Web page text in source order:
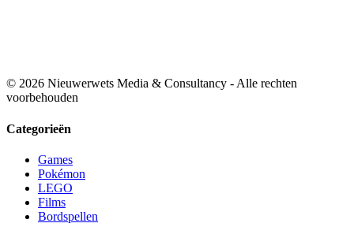
© 2026 Nieuwerwets Media & Consultancy - Alle rechten
voorbehouden
Categorieën
Games
Pokémon
LEGO
Films
Bordspellen